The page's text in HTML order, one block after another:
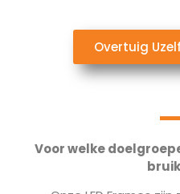
Overtuig
Voor welke